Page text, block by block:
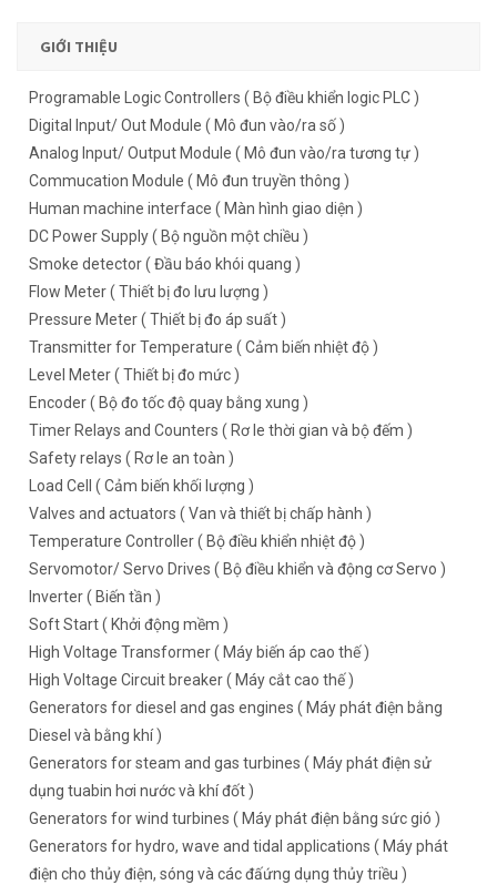
GIỚI THIỆU
Programable Logic Controllers ( Bộ điều khiển logic PLC )
Digital Input/ Out Module ( Mô đun vào/ra số )
Analog Input/ Output Module ( Mô đun vào/ra tương tự )
Commucation Module ( Mô đun truyền thông )
Human machine interface ( Màn hình giao diện )
DC Power Supply ( Bộ nguồn một chiều )
Smoke detector ( Đầu báo khói quang )
Flow Meter ( Thiết bị đo lưu lượng )
Pressure Meter ( Thiết bị đo áp suất )
Transmitter for Temperature ( Cảm biến nhiệt độ )
Level Meter ( Thiết bị đo mức )
Encoder ( Bộ đo tốc độ quay bằng xung )
Timer Relays and Counters ( Rơ le thời gian và bộ đếm )
Safety relays ( Rơ le an toàn )
Load Cell ( Cảm biến khối lượng )
Valves and actuators ( Van và thiết bị chấp hành )
Temperature Controller ( Bộ điều khiển nhiệt độ )
Servomotor/ Servo Drives ( Bộ điều khiển và động cơ Servo )
Inverter ( Biến tần )
Soft Start ( Khởi động mềm )
High Voltage Transformer ( Máy biến áp cao thế )
High Voltage Circuit breaker ( Máy cắt cao thế )
Generators for diesel and gas engines ( Máy phát điện bằng
Diesel và bằng khí )
Generators for steam and gas turbines ( Máy phát điện sử
dụng tuabin hơi nước và khí đốt )
Generators for wind turbines ( Máy phát điện bằng sức gió )
Generators for hydro, wave and tidal applications ( Máy phát
điện cho thủy điện, sóng và các đấứng dụng thủy triều )